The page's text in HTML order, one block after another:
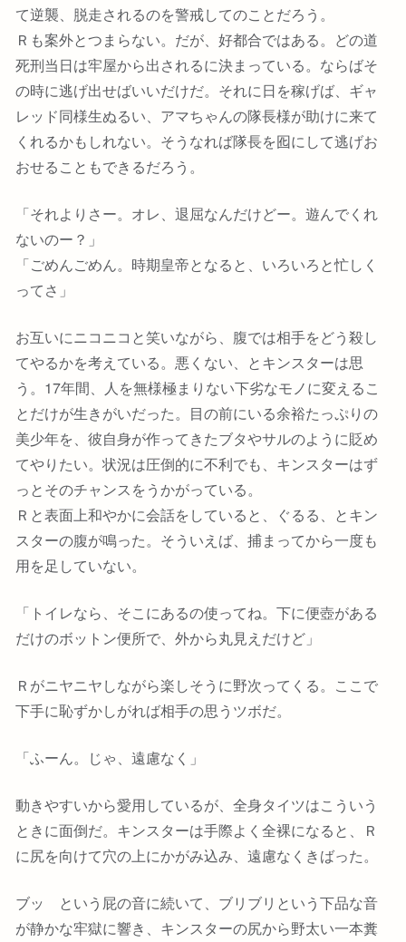
て逆襲、脱走されるのを警戒してのことだろう。
Ｒも案外とつまらない。だが、好都合ではある。どの道
死刑当日は牢屋から出されるに決まっている。ならばそ
の時に逃げ出せばいいだけだ。それに日を稼げば、ギャ
レッド同様生ぬるい、アマちゃんの隊長様が助けに来て
くれるかもしれない。そうなれば隊長を囮にして逃げお
おせることもできるだろう。
「それよりさー。オレ、退屈なんだけどー。遊んでくれ
ないのー？」
「ごめんごめん。時期皇帝となると、いろいろと忙しく
ってさ」
お互いにニコニコと笑いながら、腹では相手をどう殺し
てやるかを考えている。悪くない、とキンスターは思
う。17年間、人を無様極まりない下劣なモノに変えるこ
とだけが生きがいだった。目の前にいる余裕たっぷりの
美少年を、彼自身が作ってきたブタやサルのように貶め
てやりたい。状況は圧倒的に不利でも、キンスターはず
っとそのチャンスをうかがっている。
Ｒと表面上和やかに会話をしていると、ぐるる、とキン
スターの腹が鳴った。そういえば、捕まってから一度も
用を足していない。
「トイレなら、そこにあるの使ってね。下に便壺がある
だけのボットン便所で、外から丸見えだけど」
Ｒがニヤニヤしながら楽しそうに野次ってくる。ここで
下手に恥ずかしがれば相手の思うツボだ。
「ふーん。じゃ、遠慮なく」
動きやすいから愛用しているが、全身タイツはこういう
ときに面倒だ。キンスターは手際よく全裸になると、Ｒ
に尻を向けて穴の上にかがみ込み、遠慮なくきばった。
ブッ という屁の音に続いて、ブリブリという下品な音
が静かな牢獄に響き、キンスターの尻から野太い一本糞